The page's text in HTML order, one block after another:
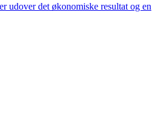
udover det økonomiske resultat og en